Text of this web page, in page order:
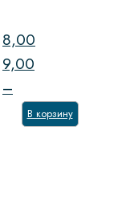
8,00
9,00
–
В корзину